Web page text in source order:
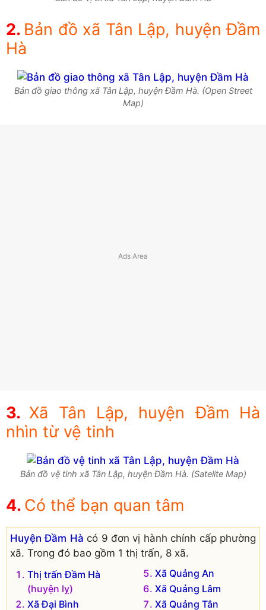
Bản đồ xã Tân Lập, huyện Đầm
Hà
Bản đồ giao thông xã Tân Lập, huyện Đầm Hà. (Open Street
Map)
Xã Tân Lập, huyện Đầm Hà
nhìn từ vệ tinh
Bản đồ vệ tinh xã Tân Lập, huyện Đầm Hà. (Satelite Map)
Có thể bạn quan tâm
Huyện Đầm Hà có 9 đơn vị hành chính cấp phường
xã. Trong đó bao gồm 1 thị trấn, 8 xã.
Thị trấn Đầm Hà
(huyện lỵ)
Xã Đại Bình
Xã Quảng An
Xã Quảng Lâm
Xã Quảng Tân